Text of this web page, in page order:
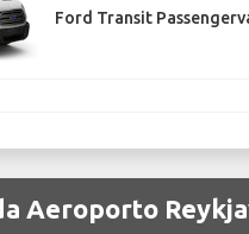
Ford Transit
Aeroporto